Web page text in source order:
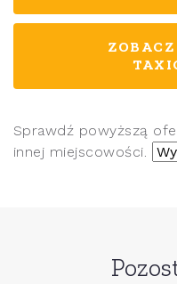
Sprawdź powyższą
innej miejscowości.